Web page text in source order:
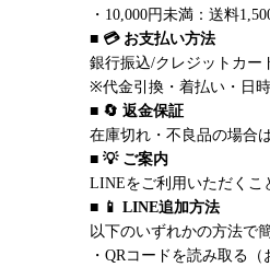
・10,000円未満：送料
■ 💳 お支払い方法
銀行振込/クレジットカー
※代金引換・着払い・日
■ 🔄 返金保証
在庫切れ・不良品の場合
■ 💡 ご案内
LINEをご利用いただくこ
■ 📱 LINE追加方法
以下のいずれかの方法で
・QRコードを読み取る（